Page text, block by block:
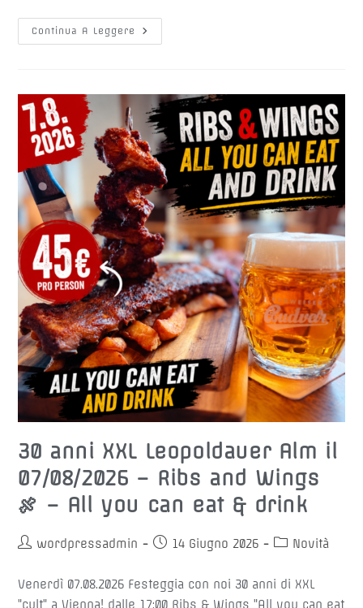
Continua A Leggere 🥩
SCHNITZEL
Ogni
Lunedì
Di
Agosto
Dalle
17:00
Alle
21:00
–
€
25,90.-
30 anni XXL Leopoldauer Alm il
07/08/2026 – Ribs and Wings
🍖 – All you can eat & drink
Autorewordpressadmin
Articolo
14 Giugno 2026
Categoria
Novità
Venerdì 07.08.2026 Festeggia con noi 30 anni di XXL
"cult" a Vienna! dalle 17:00 Ribs & Wings "All you can eat